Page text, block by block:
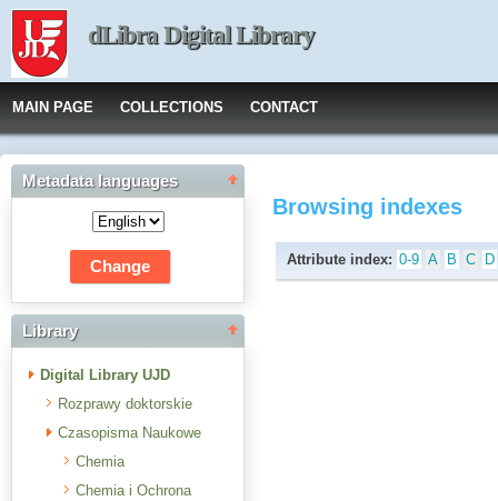
dLibra Digital Library
MAIN PAGE COLLECTIONS CONTACT
Metadata languages
Library
Digital Library UJD
Rozprawy doktorskie
Czasopisma Naukowe
Chemia
Chemia i Ochrona
Browsing indexes
Attribute index: 0-9 A B C D